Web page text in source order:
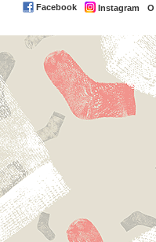
Facebook Instagram O